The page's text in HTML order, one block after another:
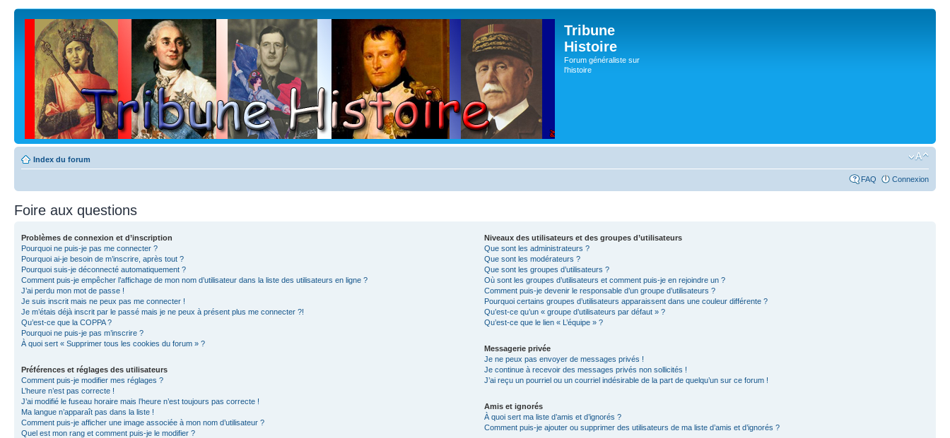
Tribune
Histoire
Forum généraliste sur
l'histoire
Index du forum
FAQ Connexion
Foire aux questions
Problèmes de connexion et d’inscription
Pourquoi ne puis-je pas me connecter ?
Pourquoi ai-je besoin de m’inscrire, après tout ?
Pourquoi suis-je déconnecté automatiquement ?
Comment puis-je empêcher l’affichage de mon nom d’utilisateur dans la liste des utilisateurs en ligne ?
J’ai perdu mon mot de passe !
Je suis inscrit mais ne peux pas me connecter !
Je m’étais déjà inscrit par le passé mais je ne peux à présent plus me connecter ?!
Qu’est-ce que la COPPA ?
Pourquoi ne puis-je pas m’inscrire ?
À quoi sert « Supprimer tous les cookies du forum » ?
Préférences et réglages des utilisateurs
Comment puis-je modifier mes réglages ?
L’heure n’est pas correcte !
J’ai modifié le fuseau horaire mais l’heure n’est toujours pas correcte !
Ma langue n’apparaît pas dans la liste !
Comment puis-je afficher une image associée à mon nom d’utilisateur ?
Quel est mon rang et comment puis-je le modifier ?
Niveaux des utilisateurs et des groupes d’utilisateurs
Que sont les administrateurs ?
Que sont les modérateurs ?
Que sont les groupes d’utilisateurs ?
Où sont les groupes d’utilisateurs et comment puis-je en rejoindre un ?
Comment puis-je devenir le responsable d’un groupe d’utilisateurs ?
Pourquoi certains groupes d’utilisateurs apparaissent dans une couleur différente ?
Qu’est-ce qu’un « groupe d’utilisateurs par défaut » ?
Qu’est-ce que le lien « L’équipe » ?
Messagerie privée
Je ne peux pas envoyer de messages privés !
Je continue à recevoir des messages privés non sollicités !
J’ai reçu un pourriel ou un courriel indésirable de la part de quelqu’un sur ce forum !
Amis et ignorés
À quoi sert ma liste d’amis et d’ignorés ?
Comment puis-je ajouter ou supprimer des utilisateurs de ma liste d’amis et d’ignorés ?